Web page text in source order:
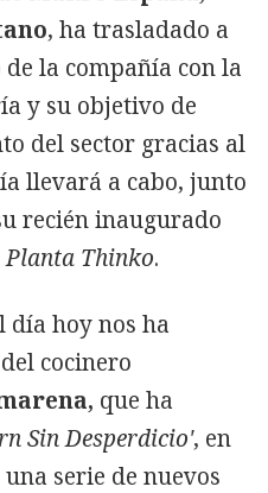
, ha trasladado a
la compañía con la
y su objetivo de
del sector gracias al
llevará a cabo, junto
recién inaugurado
Planta Thinko.
día hoy nos ha
cocinero
que ha
Sin Desperdicio', en
serie de nuevos